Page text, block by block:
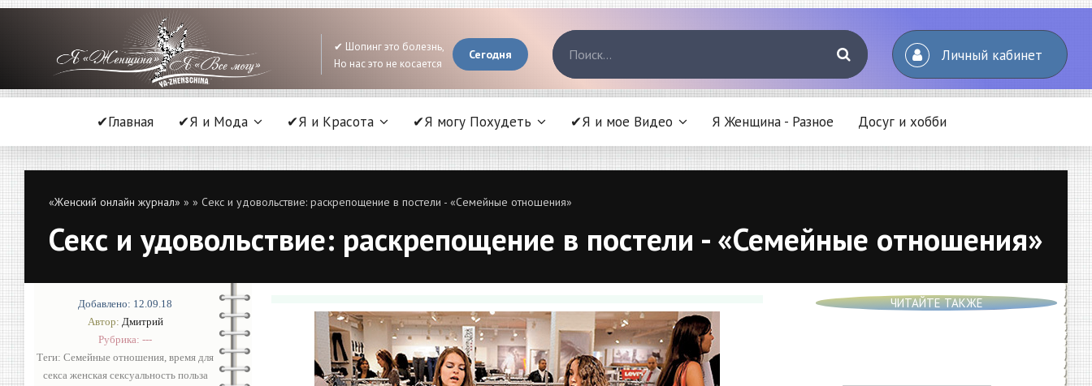
✔ Шопинг это болезнь,
Но нас это не косается
Сегодня Личный кабинет
✔Главная ✔Я и Мода ✔Я и Красота ✔Я могу Похудеть ✔Я и мое Видео Я Женщина - Разное Досуг и хобби
«Женский онлайн журнал» » » Секс и удовольствие: раскрепощение в постели - «Семейные отношения»
Секс и удовольствие: раскрепощение в постели - «Семейные отношения»
Добавлено: 12.09.18
Автор: Дмитрий
Рубрика: ---
Теги: Семейные отношения, время для
секса женская сексуальность польза
ЧИТАЙТЕ ТАКЖЕ